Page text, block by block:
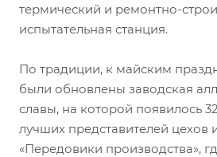
термический и ремонтно-
испытательная станция.
По традиции, к майским
были обновлены заводская
славы, на которой появилось
лучших представителей цехов
«Передовики производства»,